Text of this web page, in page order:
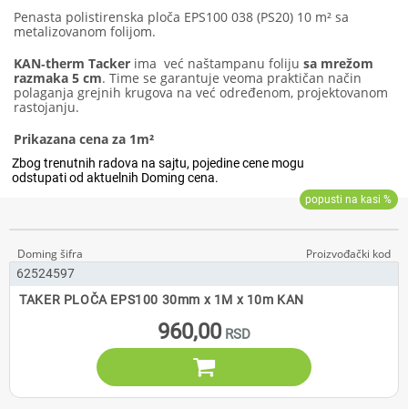
Penasta polistirenska ploča EPS100 038 (PS20) 10 m² sa
metalizovanom folijom.
KAN‑therm Tacker ima već naštampanu foliju sa mrežom
razmaka 5 cm. Time se garantuje veoma praktičan način
polaganja grejnih krugova na već određenom, projektovanom
rastojanju.
Prikazana cena za 1m²
62524597
TAKER PLOČA EPS100 30mm x 1M x 10m KAN
960,00
